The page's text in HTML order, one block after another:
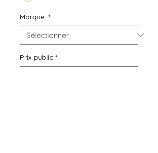
Marque *
Prix public *